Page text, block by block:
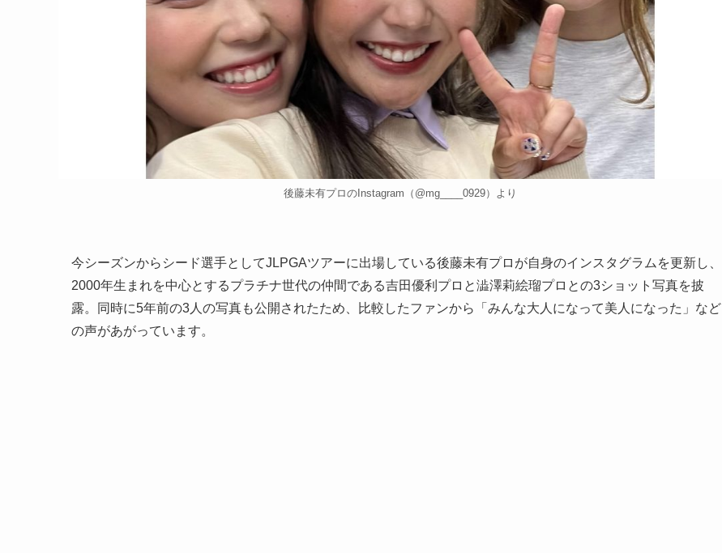
後藤未有プロのInstagram（@mg____0929）より
今シーズンからシード選手としてJLPGAツアーに出場している後藤未有プロが自身のインスタグラムを更新し、
2000年生まれを中心とするプラチナ世代の仲間である吉田優利プロと澁澤莉絵瑠プロとの3ショット写真を披
露。同時に5年前の3人の写真も公開されたため、比較したファンから「みんな大人になって美人になった」など
の声があがっています。